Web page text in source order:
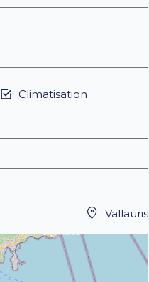
Climatisation
Vallauris